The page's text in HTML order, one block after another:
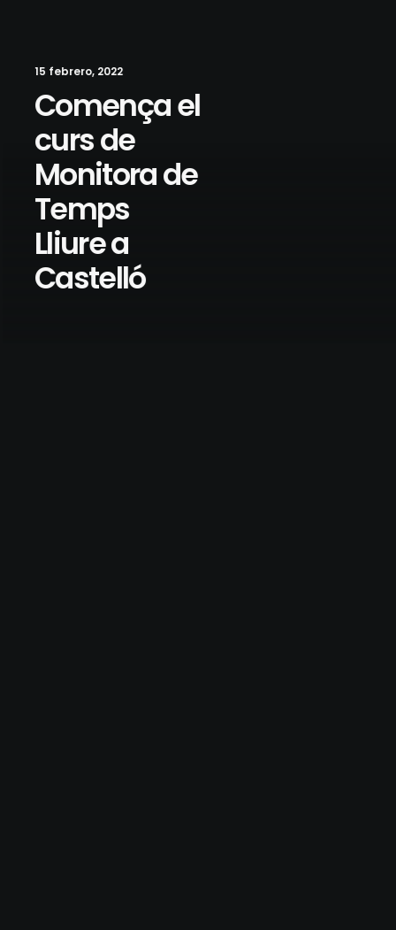
15 febrero, 2022
Comença el
curs de
Monitora de
Temps
Lliure a
Castelló